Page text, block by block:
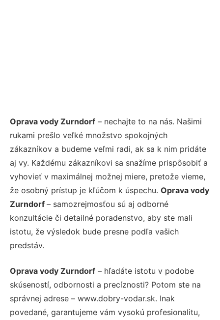
Oprava vody Zurndorf – nechajte to na nás. Našimi
rukami prešlo veľké množstvo spokojných
zákazníkov a budeme veľmi radi, ak sa k nim pridáte
aj vy. Každému zákazníkovi sa snažíme prispôsobiť a
vyhovieť v maximálnej možnej miere, pretože vieme,
že osobný prístup je kľúčom k úspechu. Oprava vody
Zurndorf – samozrejmosťou sú aj odborné
konzultácie či detailné poradenstvo, aby ste mali
istotu, že výsledok bude presne podľa vašich
predstáv.
Oprava vody Zurndorf – hľadáte istotu v podobe
skúseností, odbornosti a precíznosti? Potom ste na
správnej adrese – www.dobry-vodar.sk. Inak
povedané, garantujeme vám vysokú profesionalitu,